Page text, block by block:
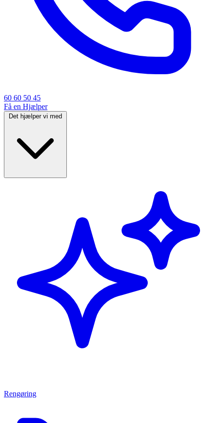
60 60 50 45
Få en Hjælper
Det hjælper vi med
Rengøring